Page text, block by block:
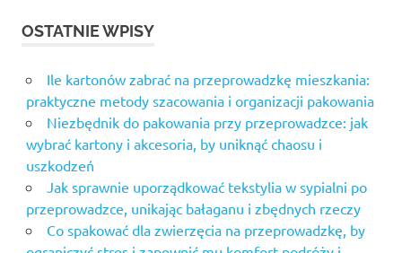
OSTATNIE WPISY
Ile kartonów zabrać na przeprowadzkę mieszkania:
praktyczne metody szacowania i organizacji pakowania
Niezbędnik do pakowania przy przeprowadzce: jak
wybrać kartony i akcesoria, by uniknąć chaosu i
uszkodzeń
Jak sprawnie uporządkować tekstylia w sypialni po
przeprowadzce, unikając bałaganu i zbędnych rzeczy
Co spakować dla zwierzęcia na przeprowadzkę, by